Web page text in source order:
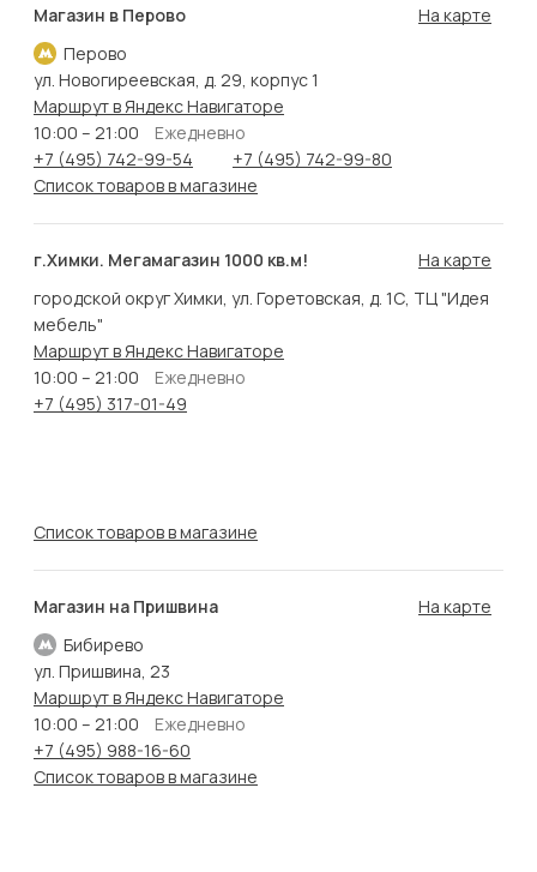
Магазин в Перово
Перово
На карте
ул. Новогиреевская, д. 29, корпус 1
Маршрут в Яндекс Навигаторе
10:00 – 21:00
Ежедневно
+7 (495) 742-99-54
+7 (495) 742-99-80
Список товаров в магазине
г.Химки. Мегамагазин 1000 кв.м!
На карте
городской округ Химки, ул. Горетовская, д. 1С, ТЦ "Идея
мебель"
Маршрут в Яндекс Навигаторе
10:00 – 21:00
Ежедневно
+7 (495) 317-01-49
Список товаров в магазине
Магазин на Пришвина
Бибирево
На карте
ул. Пришвина, 23
Маршрут в Яндекс Навигаторе
10:00 – 21:00
Ежедневно
+7 (495) 988-16-60
Список товаров в магазине